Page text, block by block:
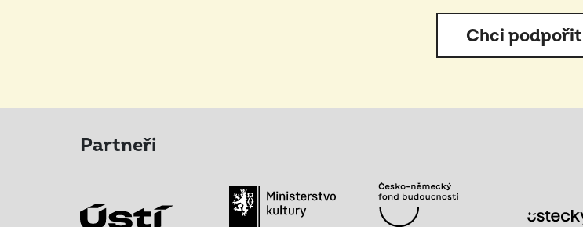
Chci podpořit
Partneři